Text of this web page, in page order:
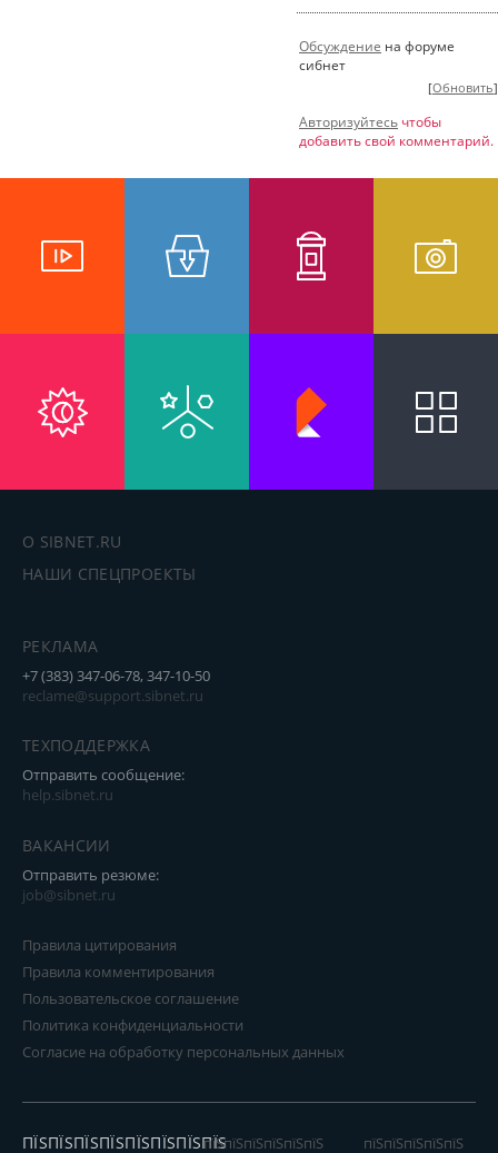
Обсуждение на форуме
сибнет
[Обновить]
Авторизуйтесь чтобы
добавить свой комментарий.
О SIBNET.RU
НАШИ СПЕЦПРОЕКТЫ
РЕКЛАМА
+7 (383) 347-06-78, 347-10-50
reclame@support.sibnet.ru
ТЕХПОДДЕРЖКА
Отправить сообщение:
help.sibnet.ru
ВАКАНСИИ
Отправить резюме:
job@sibnet.ru
Правила цитирования
Правила комментирования
Пользовательское соглашение
Политика конфиденциальности
Согласие на обработку персональных данных
ПЇЅПЇЅПЇЅПЇЅПЇЅПЇЅПЇЅПЇЅпїЅпїЅпїЅпїЅпїЅпїЅ пїЅпїЅпїЅпїЅпїЅ